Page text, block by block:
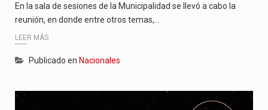
En la sala de sesiones de la Municipalidad se llevó a cabo la
reunión, en donde entre otros temas,…
LEER MÁS
Publicado en Nacionales